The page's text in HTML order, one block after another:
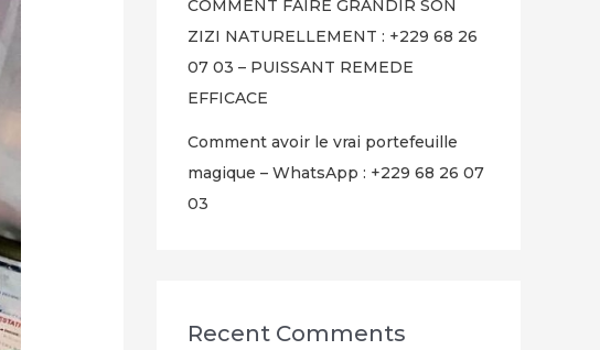
COMMENT FAIRE GRANDIR SON
ZIZI NATURELLEMENT : +229 68 26
07 03 – PUISSANT REMEDE
EFFICACE
Comment avoir le vrai portefeuille
magique – WhatsApp : +229 68 26 07
03
Recent Comments